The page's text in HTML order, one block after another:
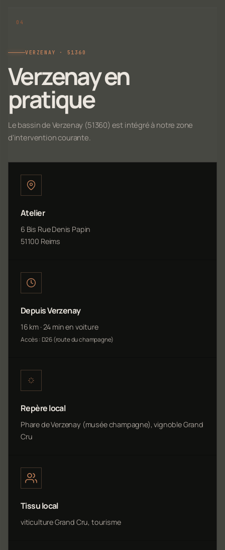
VERZENAY · 51360
Verzenay en
pratique
Le bassin de Verzenay (51360) est intégré à notre zone
d'intervention courante.
Atelier
6 Bis Rue Denis Papin
51100 Reims
Depuis Verzenay
16 km · 24 min en voiture
Accès : D26 (route du champagne)
Repère local
Phare de Verzenay (musée champagne), vignoble Grand
Cru
Tissu local
viticulture Grand Cru, tourisme